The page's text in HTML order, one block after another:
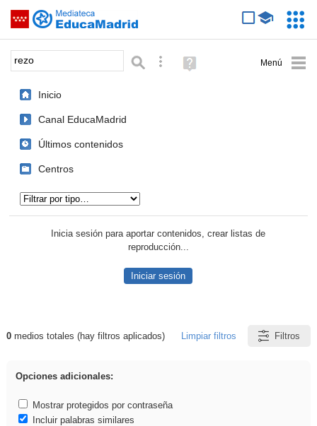
Saltar navegación
Palabra o frase: Búsqueda avanzada
Ayuda
(en
Inicio
Canal EducaMadrid
Últimos contenidos
Centros
Inicia sesión para aportar contenidos, crear listas de
reproducción...
Iniciar sesión
Resultados de: rezo
0medios totales (hay filtros aplicados) Limpiar filtros Filtros
Opciones adicionales:
Mostrar protegidos por contraseña
Incluir palabras similares